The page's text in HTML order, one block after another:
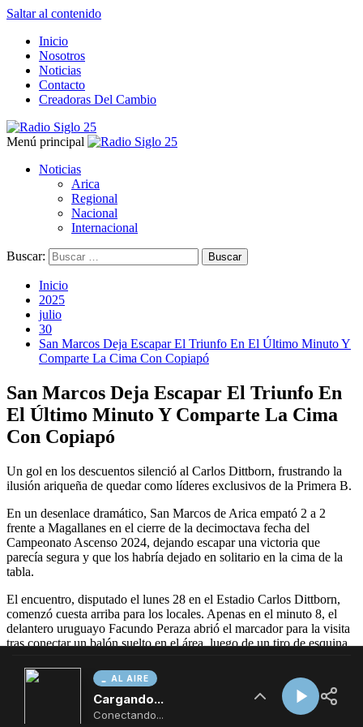
AL AIRE
Cargando...
Conectando...